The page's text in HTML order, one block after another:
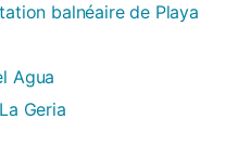
balnéaire de Playa
Agua
Geria